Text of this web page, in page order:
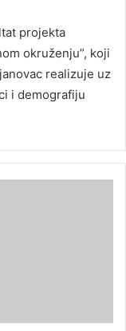
projekta
okruženju”, koji
realizuje uz
i demografiju